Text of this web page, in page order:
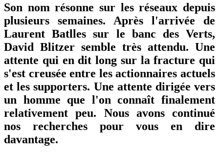
Son nom résonne sur les réseaux depuis
plusieurs semaines. Après l'arrivée de
Laurent Batlles sur le banc des Verts,
David Blitzer semble très attendu. Une
attente qui en dit long sur la fracture qui
s'est creusée entre les actionnaires actuels
et les supporters. Une attente dirigée vers
un homme que l'on connaît finalement
relativement peu. Nous avons continué
nos recherches pour vous en dire
davantage.